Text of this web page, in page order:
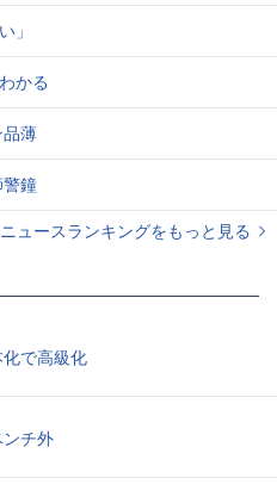
」
かる
薄
鐘
ュースランキングをもっと見る
で高級化
チ外